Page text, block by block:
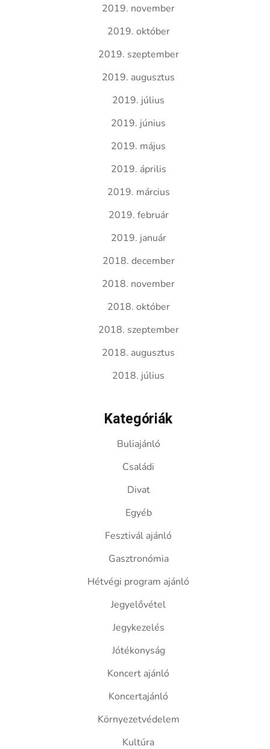
2019. november
2019. október
2019. szeptember
2019. augusztus
2019. július
2019. június
2019. május
2019. április
2019. március
2019. február
2019. január
2018. december
2018. november
2018. október
2018. szeptember
2018. augusztus
2018. július
Kategóriák
Buliajánló
Családi
Divat
Egyéb
Fesztivál ajánló
Gasztronómia
Hétvégi program ajánló
Jegyelővétel
Jegykezelés
Jótékonyság
Koncert ajánló
Koncertajánló
Környezetvédelem
Kultúra